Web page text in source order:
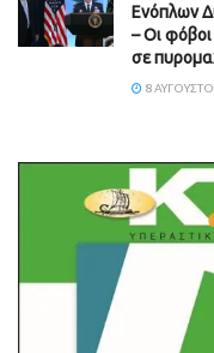
Ενόπλων
– Οι φόβοι
σε
8